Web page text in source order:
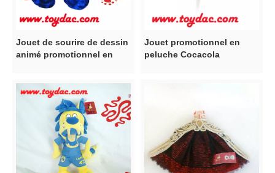
Jouet de sourire de dessin
animé promotionnel en
Jouet promotionnel en
peluche Cocacola